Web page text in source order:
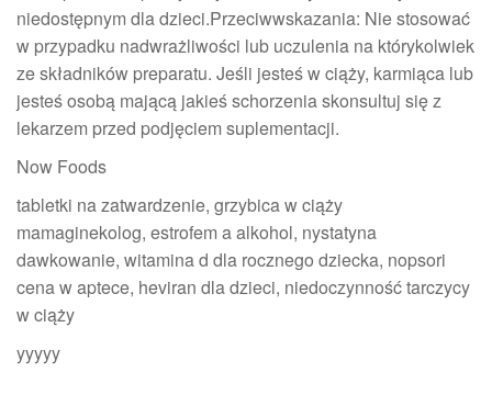
niedostępnym dla dzieci.Przeciwwskazania: Nie stosować
w przypadku nadwrażliwości lub uczulenia na którykolwiek
ze składników preparatu. Jeśli jesteś w ciąży, karmiąca lub
jesteś osobą mającą jakieś schorzenia skonsultuj się z
lekarzem przed podjęciem suplementacji.
Now Foods
tabletki na zatwardzenie, grzybica w ciąży
mamaginekolog, estrofem a alkohol, nystatyna
dawkowanie, witamina d dla rocznego dziecka, nopsori
cena w aptece, heviran dla dzieci, niedoczynność tarczycy
w ciąży
yyyyy